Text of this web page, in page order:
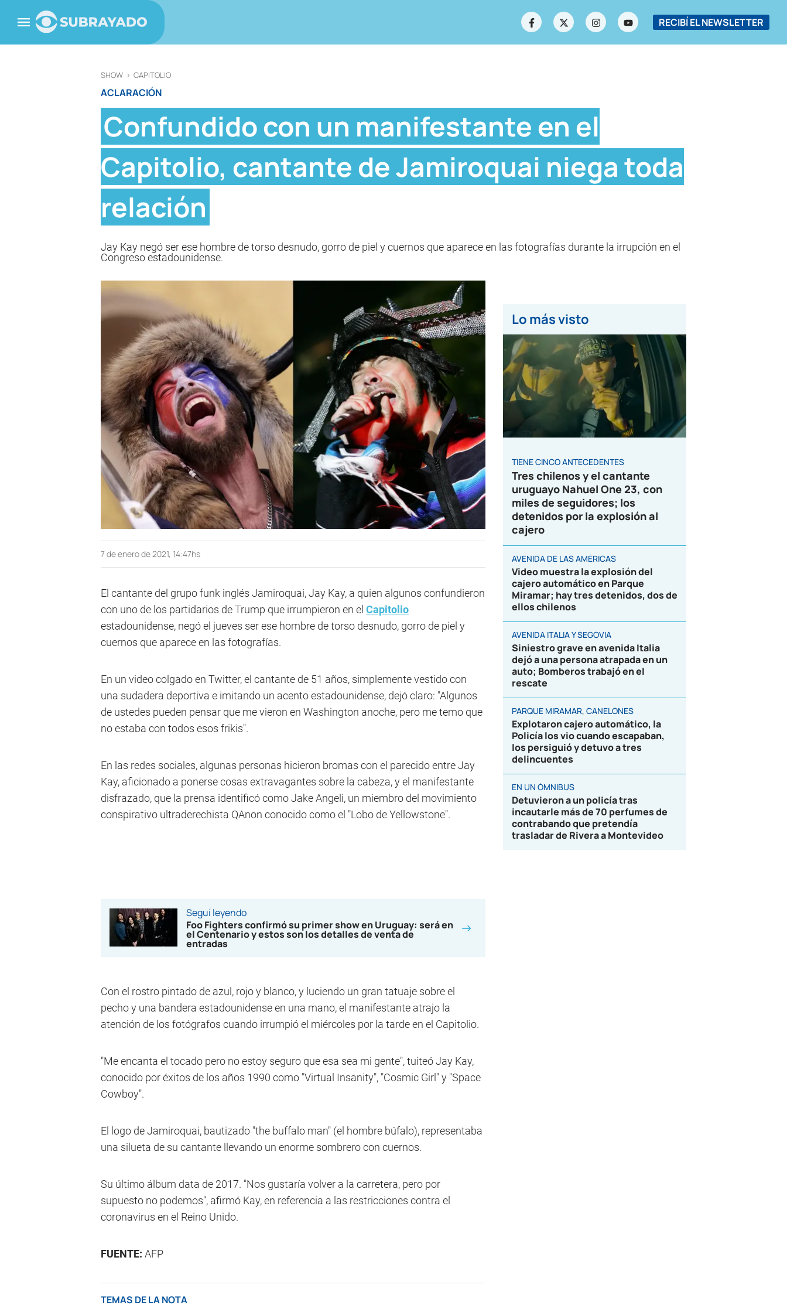
RECIBÍ EL NEWSLETTER
SHOW > CAPITOLIO
ACLARACIÓN
Confundido con un manifestante en el
Capitolio, cantante de Jamiroquai niega toda
relación
Jay Kay negó ser ese hombre de torso desnudo, gorro de piel y cuernos que aparece en las fotografías durante la irrupción en el
Congreso estadounidense.
7 de enero de 2021, 14:47hs
El cantante del grupo funk inglés Jamiroquai, Jay Kay, a quien algunos confundieron
con uno de los partidarios de Trump que irrumpieron en el Capitolio
estadounidense, negó el jueves ser ese hombre de torso desnudo, gorro de piel y
cuernos que aparece en las fotografías.
En un video colgado en Twitter, el cantante de 51 años, simplemente vestido con
una sudadera deportiva e imitando un acento estadounidense, dejó claro: "Algunos
de ustedes pueden pensar que me vieron en Washington anoche, pero me temo que
no estaba con todos esos frikis".
En las redes sociales, algunas personas hicieron bromas con el parecido entre Jay
Kay, aficionado a ponerse cosas extravagantes sobre la cabeza, y el manifestante
disfrazado, que la prensa identificó como Jake Angeli, un miembro del movimiento
conspirativo ultraderechista QAnon conocido como el "Lobo de Yellowstone".
Seguí leyendo
Foo Fighters confirmó su primer show en Uruguay: será en
el Centenario y estos son los detalles de venta de
entradas
Con el rostro pintado de azul, rojo y blanco, y luciendo un gran tatuaje sobre el
pecho y una bandera estadounidense en una mano, el manifestante atrajo la
atención de los fotógrafos cuando irrumpió el miércoles por la tarde en el Capitolio.
"Me encanta el tocado pero no estoy seguro que esa sea mi gente", tuiteó Jay Kay,
conocido por éxitos de los años 1990 como "Virtual Insanity", "Cosmic Girl" y "Space
Cowboy".
El logo de Jamiroquai, bautizado "the buffalo man" (el hombre búfalo), representaba
una silueta de su cantante llevando un enorme sombrero con cuernos.
Su último álbum data de 2017. "Nos gustaría volver a la carretera, pero por
supuesto no podemos", afirmó Kay, en referencia a las restricciones contra el
coronavirus en el Reino Unido.
FUENTE: AFP
TEMAS DE LA NOTA
Lo más visto
TIENE CINCO ANTECEDENTES
Tres chilenos y el cantante
uruguayo Nahuel One 23, con
miles de seguidores; los
detenidos por la explosión al
cajero
AVENIDA DE LAS AMÉRICAS
Video muestra la explosión del
cajero automático en Parque
Miramar; hay tres detenidos, dos de
ellos chilenos
AVENIDA ITALIA Y SEGOVIA
Siniestro grave en avenida Italia
dejó a una persona atrapada en un
auto; Bomberos trabajó en el
rescate
PARQUE MIRAMAR, CANELONES
Explotaron cajero automático, la
Policía los vio cuando escapaban,
los persiguió y detuvo a tres
delincuentes
EN UN ÓMNIBUS
Detuvieron a un policía tras
incautarle más de 70 perfumes de
contrabando que pretendía
trasladar de Rivera a Montevideo